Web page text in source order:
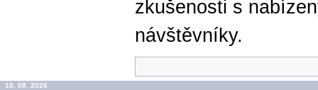
zkušenosti s
návštěvníky.
10. 08. 2026